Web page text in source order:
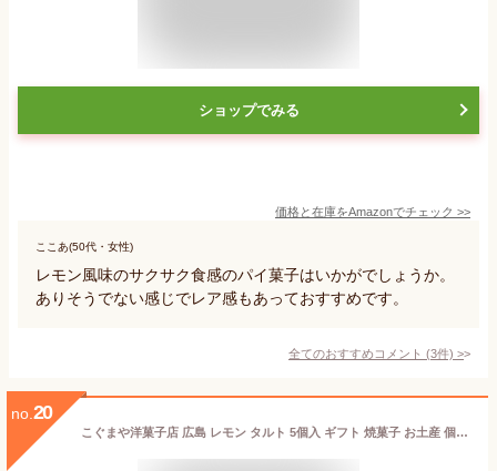
ショップでみる
価格と在庫をAmazonでチェック >>
ここあ(50代・女性)
レモン風味のサクサク食感のパイ菓子はいかがでしょうか。
ありそうでない感じでレア感もあっておすすめです。
全てのおすすめコメント (3件) >
no. 20
こぐまや洋菓子店 広島 レモン タルト 5個入 ギフト 焼菓子 お土産 個包装 プレゼント お祝い お菓子 お返し 人気 おしゃれ 贈り物 ギフト 退職 お菓子 お年賀 正月